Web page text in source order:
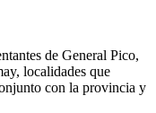
de General Pico,
localidades que
con la provincia y